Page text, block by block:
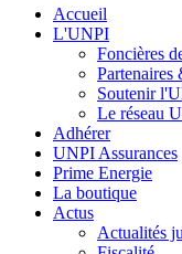
Accueil
L'UNPI
Foncières
Partenaires
Soutenir
Le réseau
Adhérer
UNPI Assurances
Prime Energie
La boutique
Actus
Actualités